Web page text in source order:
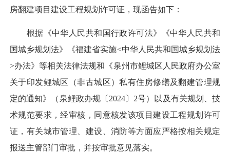
房翻建项目建设工程规划许可证，现函告如下：
根据《中华人民共和国行政许可法》《中华人民共和
国城乡规划法》《福建省实施<中华人民共和国城乡规划法
>办法》等相关法律法规和《泉州市鲤城区人民政府办公室
关于印发鲤城区（非古城区）私有住房修缮及翻建管理规
定的通知》（泉鲤政办规〔2024〕2号）以及有关规划、技
术规范要求，经审核，同意核发该项目建设工程规划许可
证，有关城市管理、建设、消防等方面应严格按相关规定
报送主管部门审批，并按审批意见落实。